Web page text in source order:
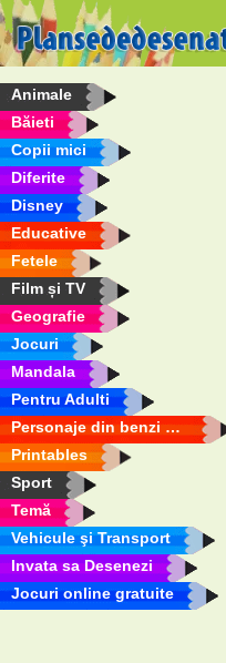
Animale
Băieti
Copii mici
Diferite
Disney
Educative
Fetele
Film și TV
Geografie
Jocuri
Mandala
Pentru Adulti
Personaje din benzi desenate
Printables
Sport
Temă
Vehicule şi Transport
Invata sa Desenezi
Jocuri online gratuite